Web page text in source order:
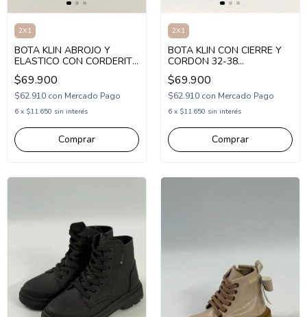
2X1
BOTA KLIN ABROJO Y
ELASTICO CON CORDERITO
32-38 (1KL366013)
$69.900
$62.910 con Mercado Pago
6 x $11.650 sin interés
Comprar
2X1
BOTA KLIN CON CIERRE Y
CORDON 32-38
(1KL366001)
$69.900
$62.910 con Mercado Pago
6 x $11.650 sin interés
Comprar